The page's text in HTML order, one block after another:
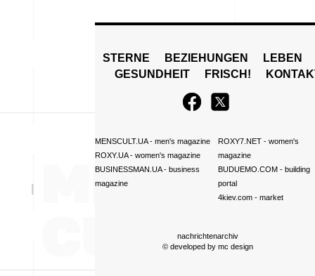
STERNE BEZIEHUNGEN
LEBEN
GESUNDHEIT
FRISCH!
MENSCULT.UA- men's magazine
ROXY.UA- women's magazine
BUSINESSMAN.UA- business
magazine
ROXY7.NET- women's
magazine
BUDUEMO.COM- building
portal
4kiev.com- market
nachrichtenarchiv
© developed by mc design